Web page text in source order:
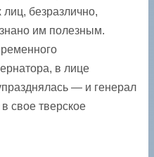
безразлично,
им полезным.
в лице
— и генерал
свое тверское